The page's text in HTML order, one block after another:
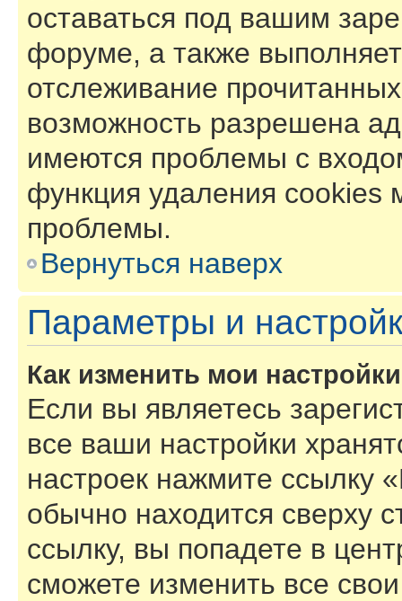
оставаться под вашим
форуме, а также
отслеживание
возможность разрешена
имеются проблемы с
функция удаления cookies
проблемы.
Вернуться наверх
Параметры и
Как изменить мои
Если вы являетесь
все ваши настройки
настроек нажмите ссылку
обычно находится сверху
ссылку, вы попадете в
сможете изменить все